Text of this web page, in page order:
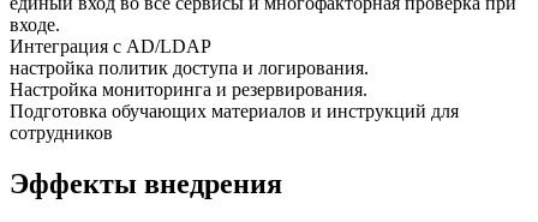
входе.
Интеграция с AD/LDAP
настройка политик доступа и логирования.
Настройка мониторинга и резервирования.
Подготовка обучающих материалов и инструкций для
сотрудников
Эффекты внедрения